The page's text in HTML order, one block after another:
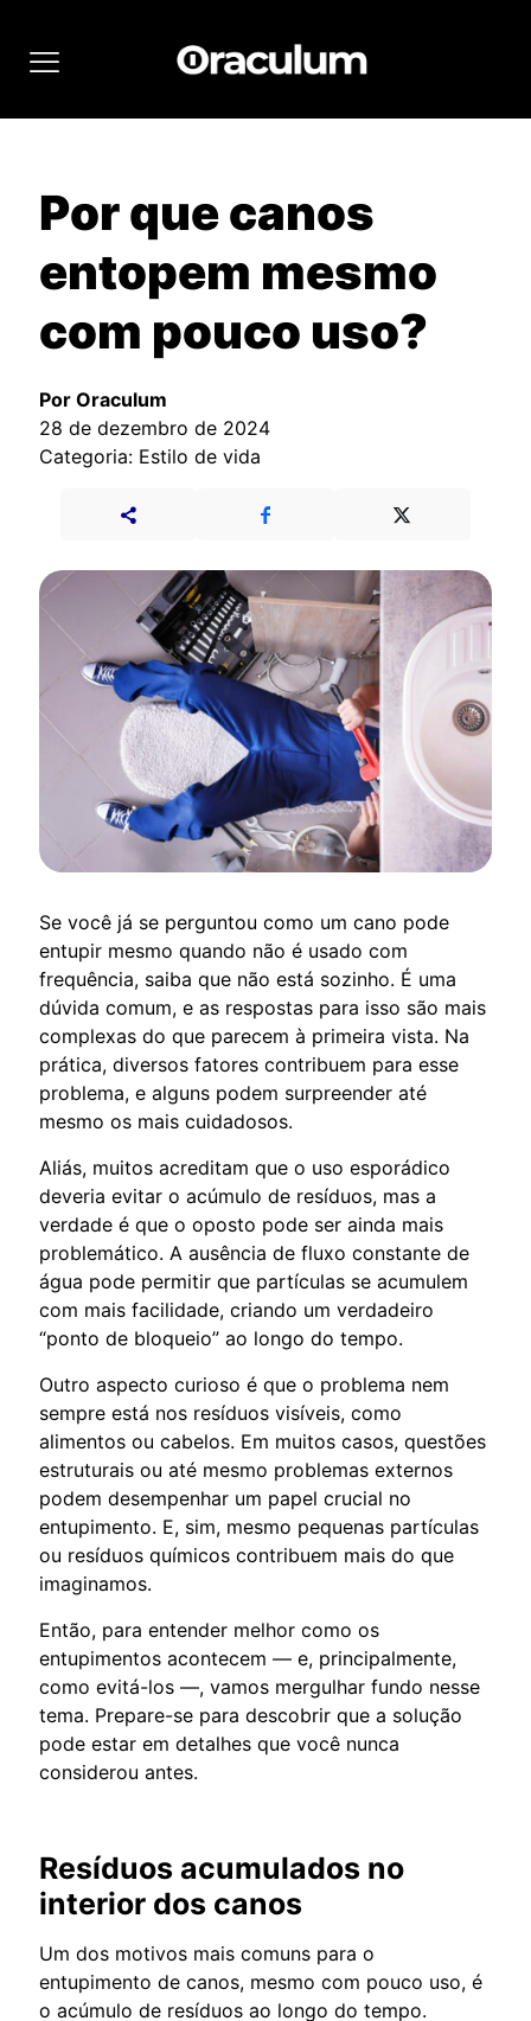
Por que canos
entopem mesmo
com pouco uso?
Por Oraculum
28 de dezembro de 2024
Categoria: Estilo de vida
Se você já se perguntou como um cano pode
entupir mesmo quando não é usado com
frequência, saiba que não está sozinho. É uma
dúvida comum, e as respostas para isso são mais
complexas do que parecem à primeira vista. Na
prática, diversos fatores contribuem para esse
problema, e alguns podem surpreender até
mesmo os mais cuidadosos.
Aliás, muitos acreditam que o uso esporádico
deveria evitar o acúmulo de resíduos, mas a
verdade é que o oposto pode ser ainda mais
problemático. A ausência de fluxo constante de
água pode permitir que partículas se acumulem
com mais facilidade, criando um verdadeiro
“ponto de bloqueio” ao longo do tempo.
Outro aspecto curioso é que o problema nem
sempre está nos resíduos visíveis, como
alimentos ou cabelos. Em muitos casos, questões
estruturais ou até mesmo problemas externos
podem desempenhar um papel crucial no
entupimento. E, sim, mesmo pequenas partículas
ou resíduos químicos contribuem mais do que
imaginamos.
Então, para entender melhor como os
entupimentos acontecem — e, principalmente,
como evitá-los —, vamos mergulhar fundo nesse
tema. Prepare-se para descobrir que a solução
pode estar em detalhes que você nunca
considerou antes.
Resíduos acumulados no
interior dos canos
Um dos motivos mais comuns para o
entupimento de canos, mesmo com pouco uso, é
o acúmulo de resíduos ao longo do tempo.